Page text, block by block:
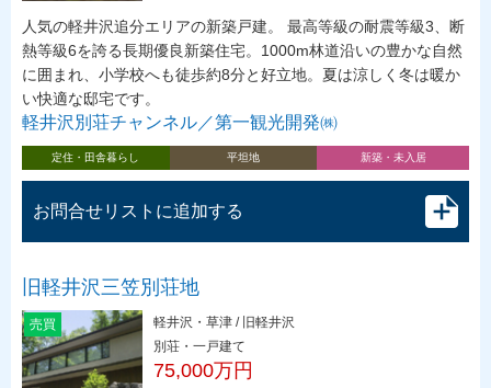
人気の軽井沢追分エリアの新築戸建。 最高等級の耐震等級3、断
熱等級6を誇る長期優良新築住宅。1000m林道沿いの豊かな自然
に囲まれ、小学校へも徒歩約8分と好立地。夏は涼しく冬は暖か
い快適な邸宅です。
軽井沢別荘チャンネル／第一観光開発㈱
定住・田舎暮らし 平坦地 新築・未入居
お問合せリストに追加する
旧軽井沢三笠別荘地
売買
軽井沢・草津 / 旧軽井沢
別荘・一戸建て
75,000万円